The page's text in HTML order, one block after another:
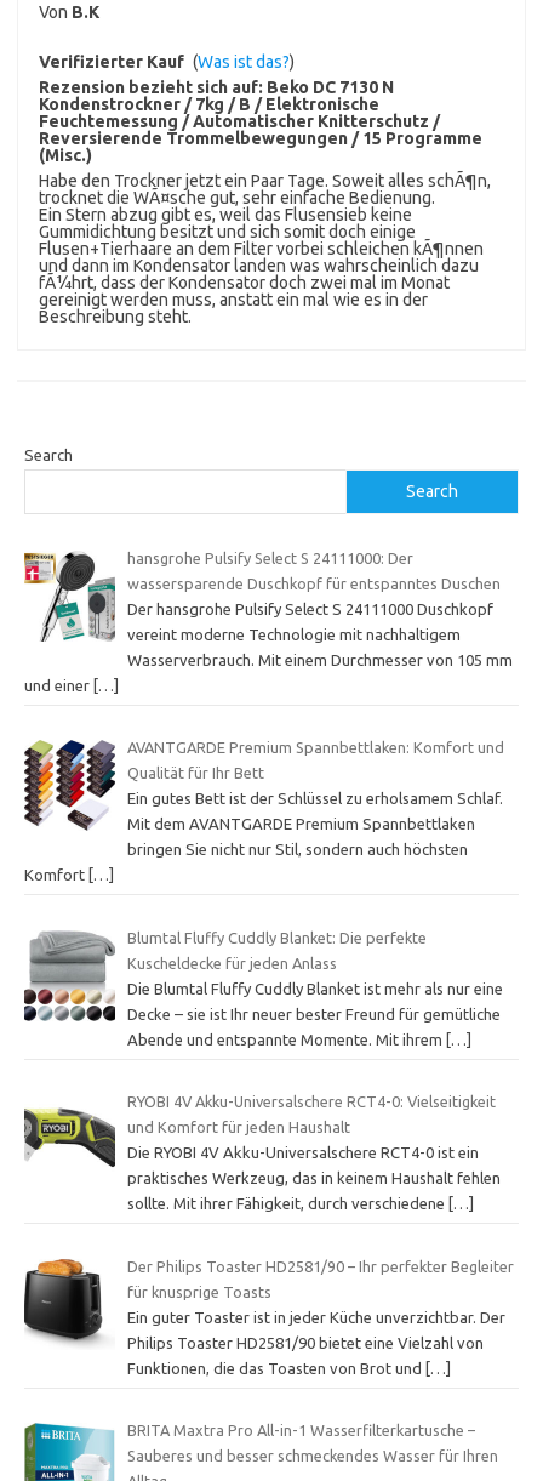
Von B.K
Verifizierter Kauf (Was ist das?)
Rezension bezieht sich auf: Beko DC 7130 N
Kondenstrockner / 7kg / B / Elektronische
Feuchtemessung / Automatischer Knitterschutz /
Reversierende Trommelbewegungen / 15 Programme
(Misc.)
Habe den Trockner jetzt ein Paar Tage. Soweit alles schÃ¶n,
trocknet die WÃ¤sche gut, sehr einfache Bedienung.
Ein Stern abzug gibt es, weil das Flusensieb keine
Gummidichtung besitzt und sich somit doch einige
Flusen+Tierhaare an dem Filter vorbei schleichen kÃ¶nnen
und dann im Kondensator landen was wahrscheinlich dazu
fÃ¼hrt, dass der Kondensator doch zwei mal im Monat
gereinigt werden muss, anstatt ein mal wie es in der
Beschreibung steht.
Search
Search
hansgrohe Pulsify Select S 24111000: Der
wassersparende Duschkopf für entspanntes Duschen
Der hansgrohe Pulsify Select S 24111000 Duschkopf
vereint moderne Technologie mit nachhaltigem
Wasserverbrauch. Mit einem Durchmesser von 105 mm
und einer […]
AVANTGARDE Premium Spannbettlaken: Komfort und
Qualität für Ihr Bett
Ein gutes Bett ist der Schlüssel zu erholsamem Schlaf.
Mit dem AVANTGARDE Premium Spannbettlaken
bringen Sie nicht nur Stil, sondern auch höchsten
Komfort […]
Blumtal Fluffy Cuddly Blanket: Die perfekte
Kuscheldecke für jeden Anlass
Die Blumtal Fluffy Cuddly Blanket ist mehr als nur eine
Decke – sie ist Ihr neuer bester Freund für gemütliche
Abende und entspannte Momente. Mit ihrem
[…]
RYOBI 4V Akku-Universalschere RCT4-0: Vielseitigkeit
und Komfort für jeden Haushalt
Die RYOBI 4V Akku-Universalschere RCT4-0 ist ein
praktisches Werkzeug, das in keinem Haushalt fehlen
sollte. Mit ihrer Fähigkeit, durch verschiedene
[…]
Der Philips Toaster HD2581/90 – Ihr perfekter Begleiter
für knusprige Toasts
Ein guter Toaster ist in jeder Küche unverzichtbar. Der
Philips Toaster HD2581/90 bietet eine Vielzahl von
Funktionen, die das Toasten von Brot und
[…]
BRITA Maxtra Pro All-in-1 Wasserfilterkartusche –
Sauberes und besser schmeckendes Wasser für Ihren